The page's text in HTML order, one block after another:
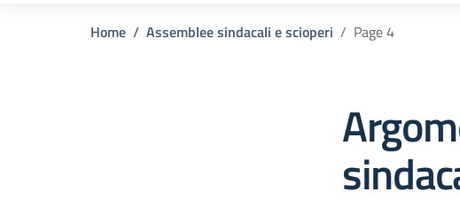
Home Assemblee sindacali e scioperi Page 4